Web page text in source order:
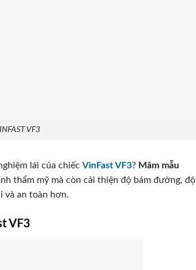
VF3
lái của chiếc VinFast VF3? Mâm mẫu
thẩm mỹ mà còn cải thiện độ bám đường, độ
và an toàn hơn.
VF3